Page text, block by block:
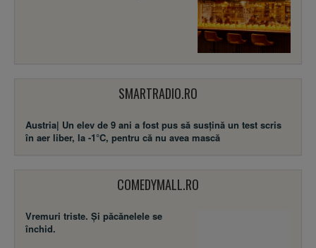
SMARTRADIO.RO
Austria| Un elev de 9 ani a fost pus să susţină un test scris
în aer liber, la -1°C, pentru că nu avea mască
COMEDYMALL.RO
Vremuri triste. Şi păcănelele se
închid.